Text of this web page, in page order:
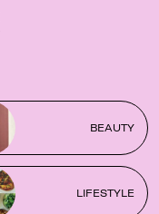
BEAUTY
LIFESTYLE